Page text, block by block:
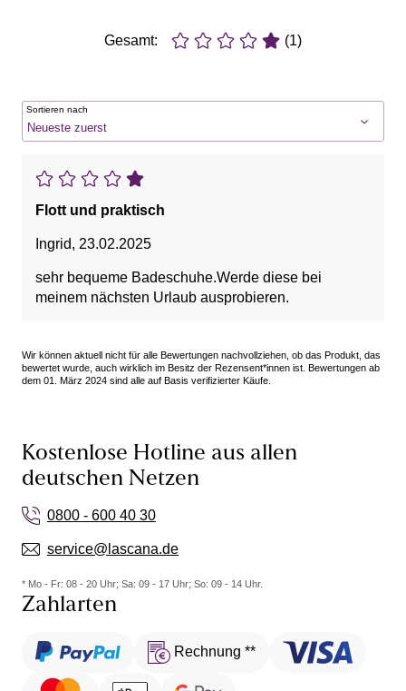
Gesamt: (1)
Sortieren nach
Flott und praktisch
Ingrid, 23.02.2025
sehr bequeme Badeschuhe.Werde diese bei
meinem nächsten Urlaub ausprobieren.
Wir können aktuell nicht für alle Bewertungen nachvollziehen, ob das Produkt, das
bewertet wurde, auch wirklich im Besitz der Rezensent*innen ist. Bewertungen ab
dem 01. März 2024 sind alle auf Basis verifizierter Käufe.
Kostenlose Hotline aus allen
deutschen Netzen
0800 - 600 40 30
service@lascana.de
* Mo - Fr: 08 - 20 Uhr; Sa: 09 - 17 Uhr; So: 09 - 14 Uhr.
Zahlarten
Rechnung **